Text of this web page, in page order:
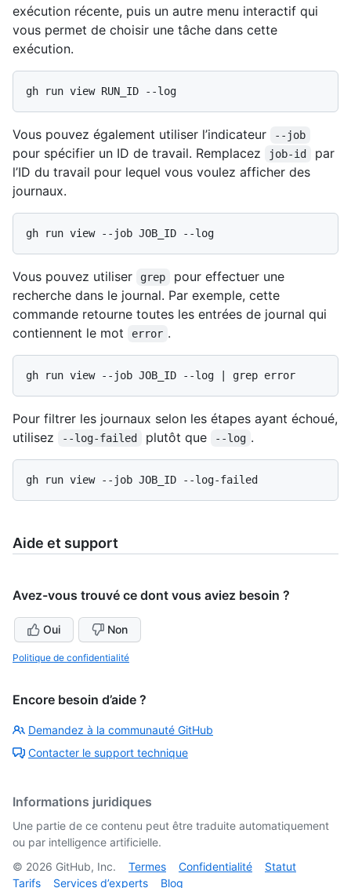
exécution récente, puis un autre menu interactif qui
vous permet de choisir une tâche dans cette
exécution.
Vous pouvez également utiliser l’indicateur --job
pour spécifier un ID de travail. Remplacez job-id
par
l’ID du travail pour lequel vous voulez afficher des
journaux.
Vous pouvez utiliser grep
pour effectuer une
recherche dans le journal. Par exemple, cette
commande retourne toutes les entrées de journal qui
contiennent le mot
error .
Pour filtrer les journaux selon les étapes ayant échoué,
utilisez
--log-failed plutôt que --log .
Aide et support
Avez-vous trouvé ce dont vous aviez besoin ?
Oui Non
Politique de confidentialité
Encore besoin d’aide ?
Demandez à la communauté GitHub
Contacter le support technique
Informations juridiques
Une partie de ce contenu peut être traduite automatiquement
ou par intelligence artificielle.
© 2026 GitHub, Inc. Termes Confidentialité
Statut
Tarifs
Services d’experts Blog